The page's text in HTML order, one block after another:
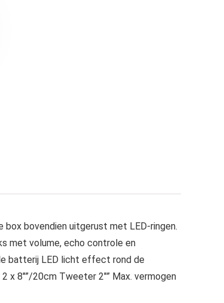
bovendien uitgerust met LED-ringen.
met volume, echo controle en
batterij LED licht effect rond de
8″”/20cm Tweeter 2″” Max. vermogen